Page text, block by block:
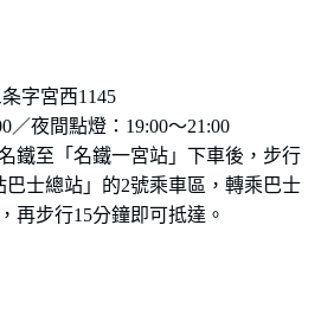
字宮西1145
／夜間點燈：19:00～21:00
鐵至「名鐵一宮站」下車後，步行
巴士總站」的2號乘車區，轉乘巴士
再步行15分鐘即可抵達。